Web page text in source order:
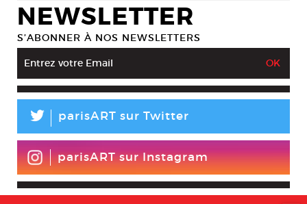
NEWSLETTER
S’ABONNER À NOS NEWSLETTERS
L parisART sur Twitter
parisART sur Instagram